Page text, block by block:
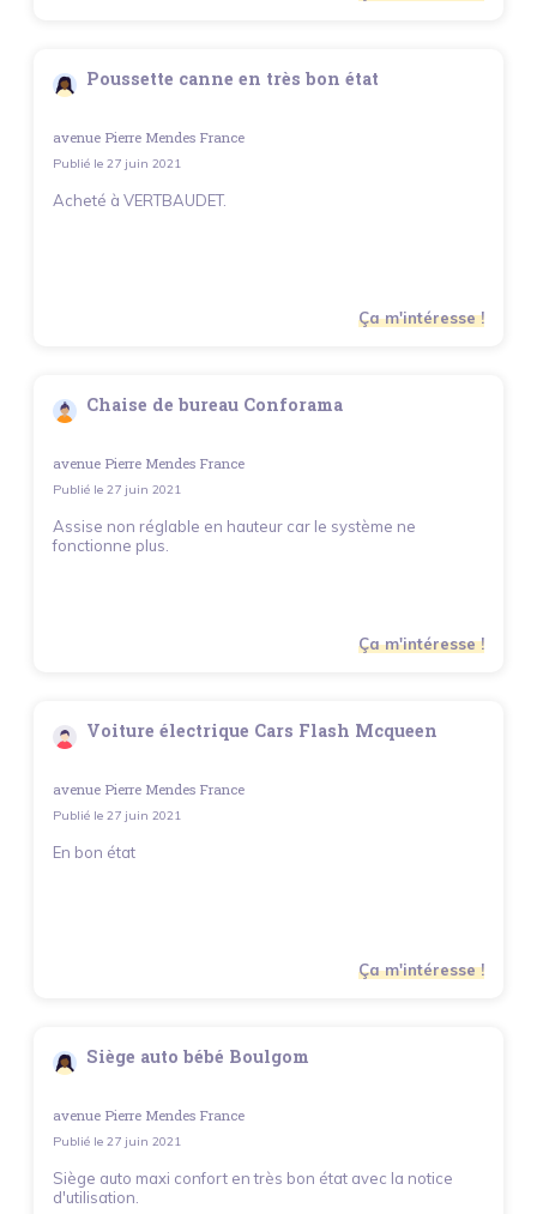
Poussette canne en très bon état
avenue Pierre Mendes France
Publié le 27 juin 2021
Acheté à VERTBAUDET.
Ça m'intéresse !
Chaise de bureau Conforama
avenue Pierre Mendes France
Publié le 27 juin 2021
Assise non réglable en hauteur car le système ne
fonctionne plus.
Ça m'intéresse !
Voiture électrique Cars Flash Mcqueen
avenue Pierre Mendes France
Publié le 27 juin 2021
En bon état
Ça m'intéresse !
Siège auto bébé Boulgom
avenue Pierre Mendes France
Publié le 27 juin 2021
Siège auto maxi confort en très bon état avec la notice
d'utilisation.